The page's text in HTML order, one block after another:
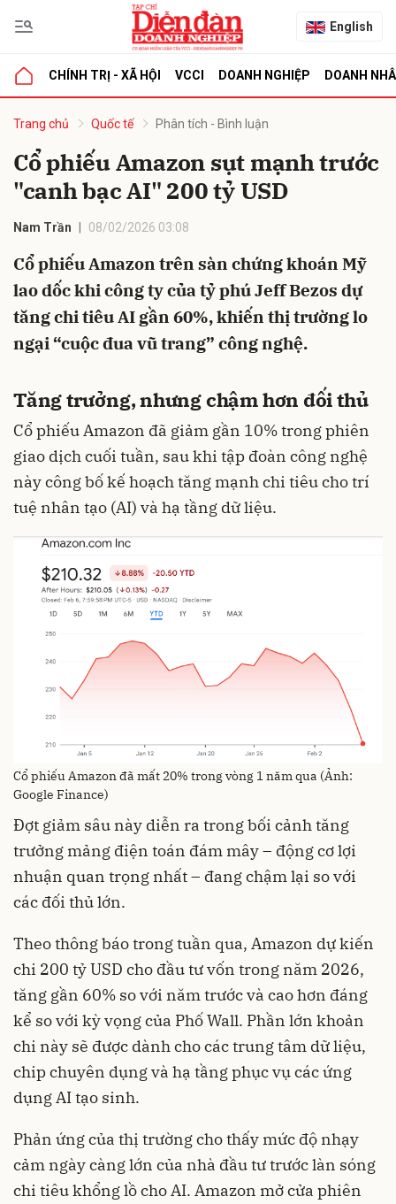
English
CHÍNH TRỊ - XÃ HỘI VCCI DOANH NGHIỆP DOANH
Trang chủ Quốc tế Phân tích - Bình luận
Cổ phiếu Amazon sụt mạnh trước
"canh bạc AI" 200 tỷ USD
Nam Trần 08/02/2026 03:08
Cổ phiếu Amazon trên sàn chứng khoán Mỹ
lao dốc khi công ty của tỷ phú Jeff Bezos dự
tăng chi tiêu AI gần 60%, khiến thị trường lo
ngại “cuộc đua vũ trang” công nghệ.
Tăng trưởng, nhưng chậm hơn đối thủ
Cổ phiếu Amazon đã giảm gần 10% trong phiên
giao dịch cuối tuần, sau khi tập đoàn công nghệ
này công bố kế hoạch tăng mạnh chi tiêu cho trí
tuệ nhân tạo (AI) và hạ tầng dữ liệu.
Cổ phiếu Amazon đã mất 20% trong vòng 1 năm qua (Ảnh:
Google Finance)
Đợt giảm sâu này diễn ra trong bối cảnh tăng
trưởng mảng điện toán đám mây – động cơ lợi
nhuận quan trọng nhất – đang chậm lại so với
các đối thủ lớn.
Theo thông báo trong tuần qua, Amazon dự kiến
chi 200 tỷ USD cho đầu tư vốn trong năm 2026,
tăng gần 60% so với năm trước và cao hơn đáng
kể so với kỳ vọng của Phố Wall. Phần lớn khoản
chi này sẽ được dành cho các trung tâm dữ liệu,
chip chuyên dụng và hạ tầng phục vụ các ứng
dụng AI tạo sinh.
Phản ứng của thị trường cho thấy mức độ nhạy
cảm ngày càng lớn của nhà đầu tư trước làn sóng
chi tiêu khổng lồ cho AI. Amazon mở cửa phiên
luận
Hủy